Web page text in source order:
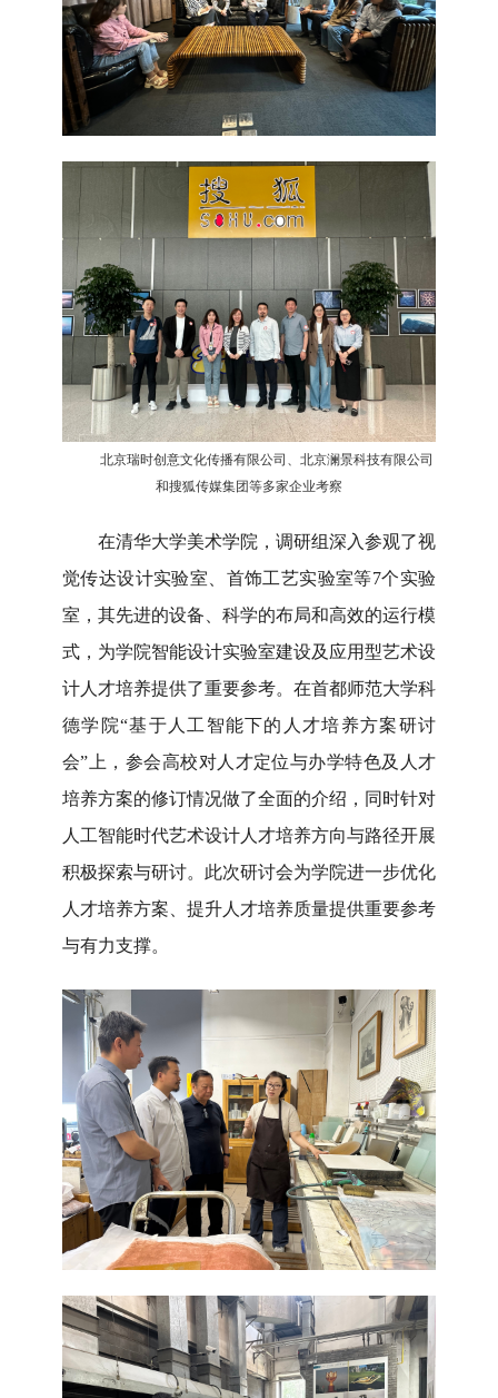
北京瑞时创意文化传播有限公司 、 北京澜景科技有限公司
和搜狐传媒集团等多家企业考察
在清华大学美术学院，调研组深入参观了视
觉传达设计实验室、首饰工艺实验室等7个实验
室，其先进的设备、科学的布局和高效的运行模
式，为学院智能设计实验室建设及应用型艺术设
计人才培养提供了重要参考。在首都师范大学科
德学院“基于人工智能下的人才培养方案研讨
会”上，参会高校对人才定位与办学特色及 人才
培养方案的修订情况做了全面的介绍，同时针对
人工智能时代艺术设计人才培养方向与路径开展
积极探索与研讨。此次研讨会为学院进一步优化
人才培养方案、提升人才培养质量提供重要参考
与有力支撑。